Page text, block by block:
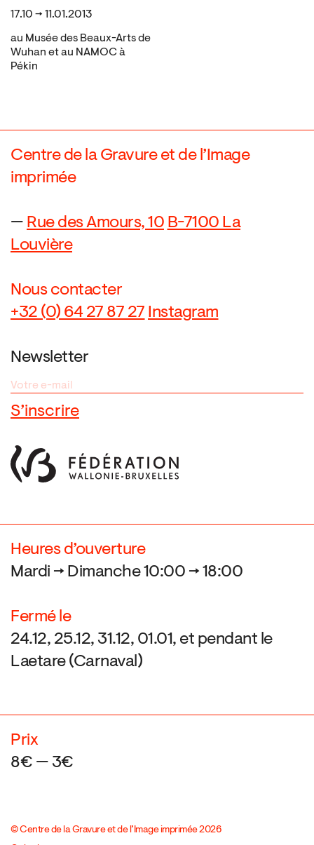
17.10 → 11.01.2013
au Musée des Beaux-Arts de
Wuhan et au NAMOC à
Pékin
Centre de la Gravure et de l’Image
imprimée
— Rue des Amours, 10 B-7100 La
Louvière
Nous contacter
+32 (0) 64 27 87 27 Instagram
Newsletter
Heures d’ouverture
Mardi → Dimanche 10:00 → 18:00
Fermé le
24.12, 25.12, 31.12, 01.01, et pendant le
Laetare (Carnaval)
Prix
8€ — 3€
© Centre de la Gravure et de l’Image imprimée 2026